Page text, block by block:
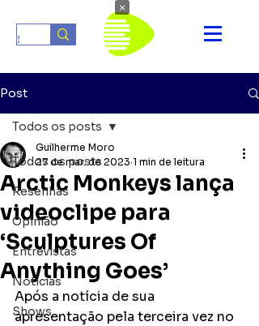
Post
Todos os posts
Resenhas
Opinião
Entrevistas
Notícias
Shows
Todos os posts
Arctic Monkeys lança
videoclipe para
‘Sculptures Of
Anything Goes’
Guilherme Moro
27 de mar. de 2023 1 min de leitura
Após a notícia de sua
apresentação pela terceira vez no
×